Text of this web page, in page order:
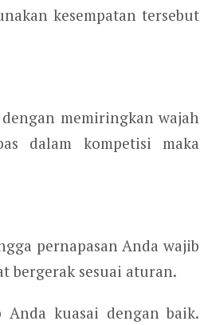
kesempatan tersebut
memiringkan wajah
dalam kompetisi maka
pernapasan Anda wajib
bergerak sesuai aturan.
kuasai dengan baik.